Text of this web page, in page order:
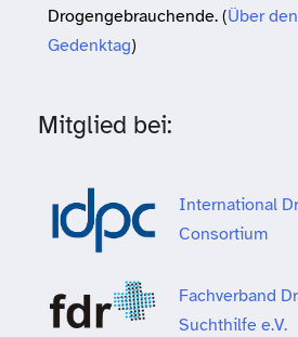
Drogengebrauchende. (Über
Gedenktag)
Mitglied bei:
International
Consortium
Fachverband
Suchthilfe e.V.